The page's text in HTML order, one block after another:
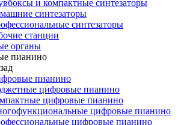
и компактные синтезаторы
синтезаторы
синтезаторы
станции
органы
пианино
пианино
цифровые пианино
цифровые пианино
цифровые пианино
цифровые пианино